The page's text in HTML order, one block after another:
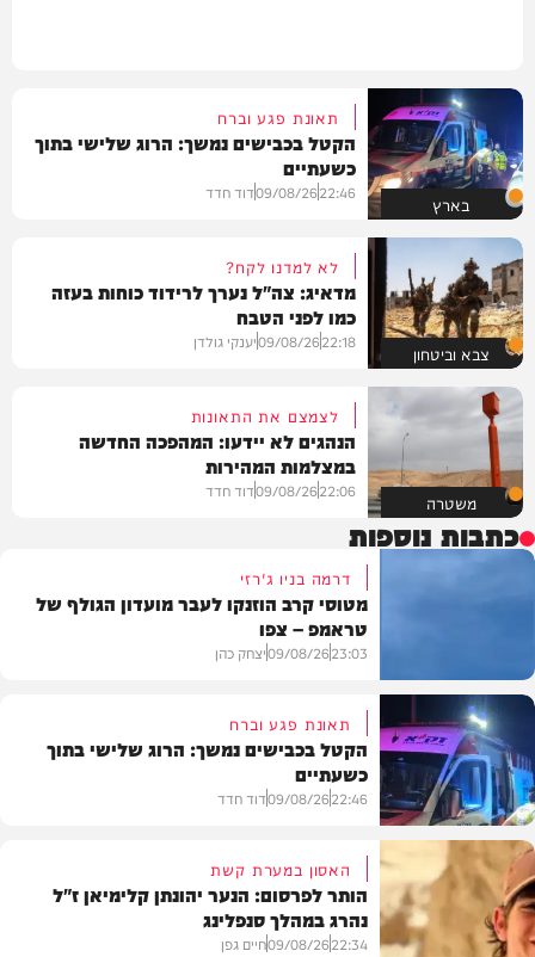
בארץ
תאונת פגע וברח
הקטל בכבישים נמשך: הרוג שלישי בתוך
כשעתיים
22:46
09/08/26דוד חדד
צבא וביטחון
לא למדנו לקח?
מדאיג: צה"ל נערך לרידוד כוחות בעזה
כמו לפני הטבח
22:18
09/08/26יענקי גולדן
משטרה
לצמצם את התאונות
הנהגים לא יידעו: המהפכה החדשה
במצלמות המהירות
22:06
09/08/26דוד חדד
כתבות נוספות
וידאו
דרמה בניו ג'רזי
מטוסי קרב הוזנקו לעבר מועדון הגולף של
טראמפ – צפו
23:03
09/08/26יצחק כהן
תאונת פגע וברח
הקטל בכבישים נמשך: הרוג שלישי בתוך
כשעתיים
22:46
09/08/26דוד חדד
האסון במערת קשת
הותר לפרסום: הנער יהונתן קלימיאן ז"ל
נהרג במהלך סנפלינג
22:34
09/08/26חיים גפן